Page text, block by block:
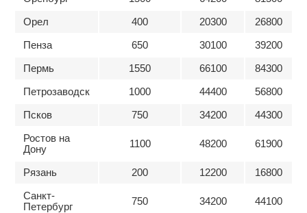
Орел
400 20300
26800
Пенза
650 30100
39200
Пермь
1550 66100
84300
Петрозаводск
1000 44400
56800
Псков
750 34200
44300
Ростов на
Дону
1100 48200 61900
Рязань 200 12200
16800
Санкт-
Петербург
750 34200 44100